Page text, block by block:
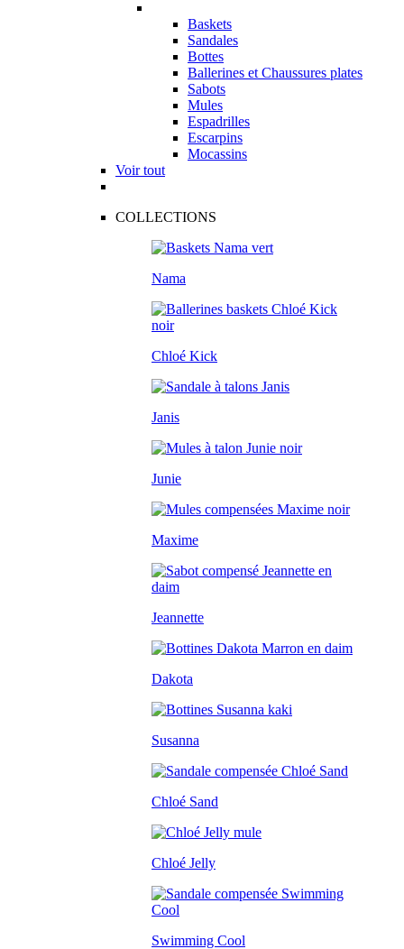
Baskets
Sandales
Bottes
Ballerines et Chaussures plates
Sabots
Mules
Espadrilles
Escarpins
Mocassins
Voir tout
COLLECTIONS
Nama
Chloé Kick
Janis
Junie
Maxime
Jeannette
Dakota
Susanna
Chloé Sand
Chloé Jelly
Swimming Cool